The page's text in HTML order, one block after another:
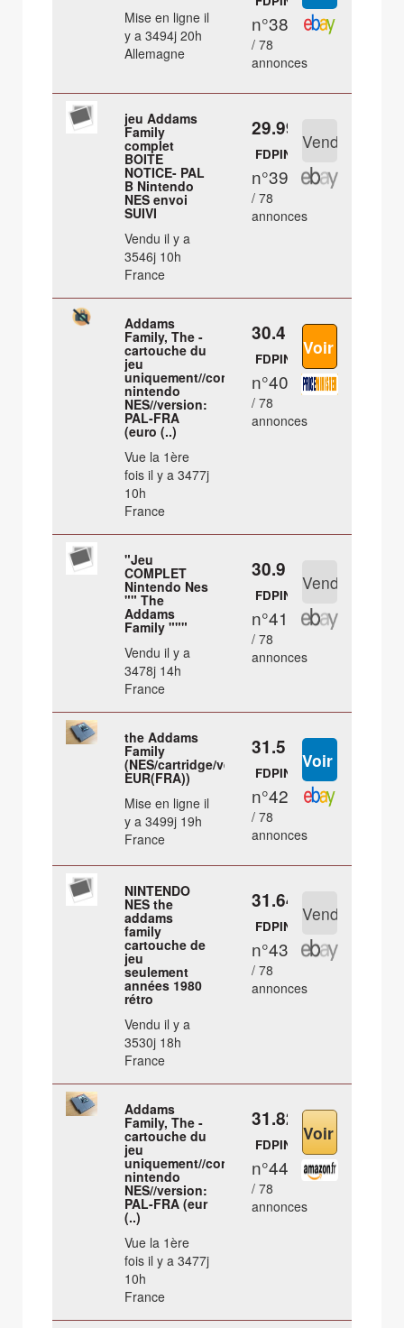
Mise en ligne il
y a 3494j 20h
Allemagne
n°38
/ 78
annonces
jeu Addams
Family
complet
BOITE
NOTICE- PAL
B Nintendo
NES envoi
SUIVI
Vendu il y a
3546j 10h
France
29.99 €
FDPIN
n°39
/ 78
annonces
Addams
Family, The -
cartouche du
jeu
uniquement//console:
nintendo
NES//version:
PAL-FRA
(euro (..)
Vue la 1ère
fois il y a 3477j
10h
France
30.4 €
FDPIN
n°40
/ 78
annonces
"Jeu
COMPLET
Nintendo Nes
"" The
Addams
Family """
Vendu il y a
3478j 14h
France
30.9 €
FDPIN
n°41
/ 78
annonces
the Addams
Family
(NES/cartridge/ver.
EUR(FRA))
Mise en ligne il
y a 3499j 19h
France
31.5 €
FDPIN
n°42
/ 78
annonces
NINTENDO
NES the
addams
family
cartouche de
jeu
seulement
années 1980
rétro
Vendu il y a
3530j 18h
France
31.64 €
FDPIN
n°43
/ 78
annonces
Addams
Family, The -
cartouche du
jeu
uniquement//console:
nintendo
NES//version:
PAL-FRA (eur
(..)
Vue la 1ère
fois il y a 3477j
10h
France
31.82 €
FDPIN
n°44
/ 78
annonces